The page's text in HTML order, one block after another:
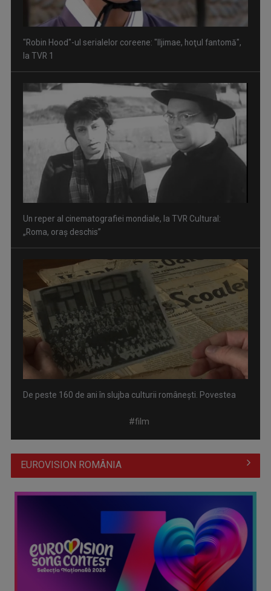
"Robin Hood"-ul serialelor coreene: "Iljimae, hoţul fantomă",
Un reper al cinematografiei mondiale, la TVR Cultural:
De peste 160 de ani în slujba culturii românești. Povestea
„Brazilia – întoarcerea la pădure”: salvarea vine din
înţelepciunea veche, ...
#film
EUROVISION ROMÂNIA